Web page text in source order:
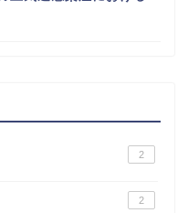
2
2